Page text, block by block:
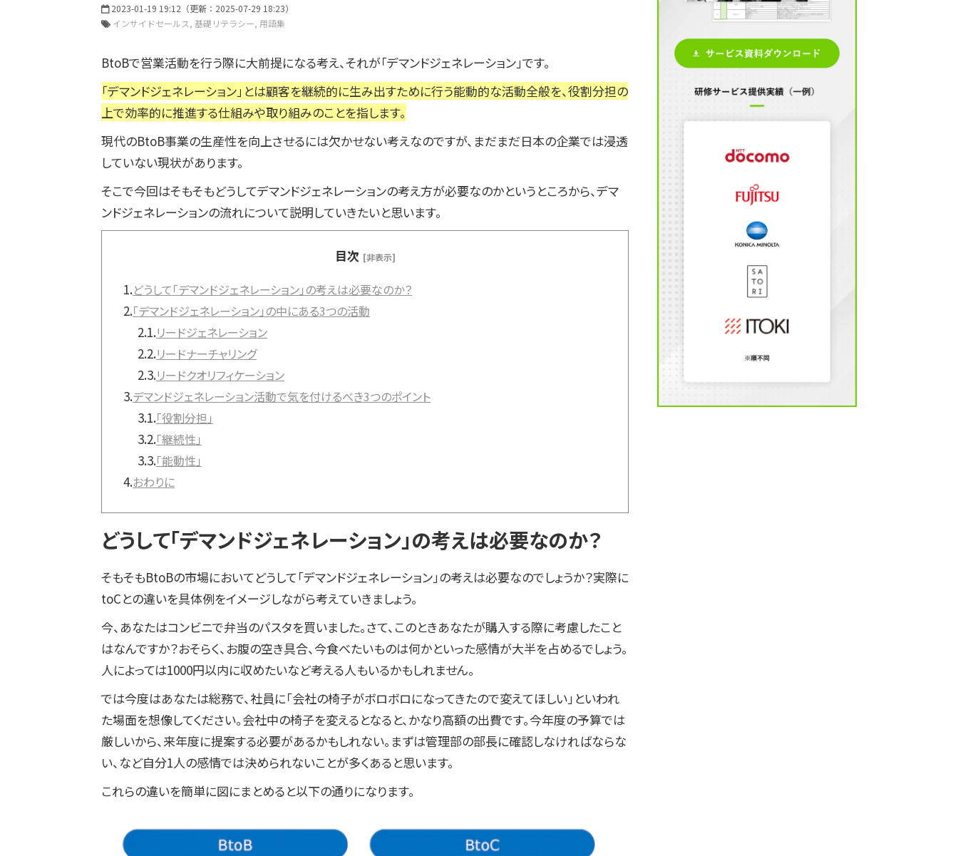
2023-01-19 19:12 （更新： 2025-07-29 18:23）
インサイドセールス 基礎リテラシー 用語集
BtoBで営業活動を行う際に大前提になる考え、それが「デマンドジェネレーション」です。
「デマンドジェネレーション」とは顧客を継続的に生み出すために行う能動的な活動全般を、役割分担の
上で効率的に推進する仕組みや取り組みのことを指します。
現代のBtoB事業の生産性を向上させるには欠かせない考えなのですが、まだまだ日本の企業では浸透
していない現状があります。
そこで今回はそもそもどうしてデマンドジェネレーションの考え方が必要なのかというところから、デマ
ンドジェネレーションの流れについて説明していきたいと思います。
目次 [非表示]
1.どうして「デマンドジェネレーション」の考えは必要なのか？
2.「デマンドジェネレーション」の中にある3つの活動
2.1.リードジェネレーション
2.2.リードナーチャリング
2.3.リードクオリフィケーション
3.デマンドジェネレーション活動で気を付けるべき3つのポイント
3.1.「役割分担」
3.2.「継続性」
3.3.「能動性」
4.おわりに
どうして「デマンドジェネレーション」の考えは必要なのか？
そもそもBtoBの市場においてどうして「デマンドジェネレーション」の考えは必要なのでしょうか？実際に
toCとの違いを具体例をイメージしながら考えていきましょう。
今、あなたはコンビニで弁当のパスタを買いました。さて、このときあなたが購入する際に考慮したこと
はなんですか？おそらく、お腹の空き具合、今食べたいものは何かといった感情が大半を占めるでしょう。
人によっては1000円以内に収めたいなど考える人もいるかもしれません。
では今度はあなたは総務で、社員に「会社の椅子がボロボロになってきたので変えてほしい」といわれ
た場面を想像してください。会社中の椅子を変えるとなると、かなり高額の出費です。今年度の予算では
厳しいから、来年度に提案する必要があるかもしれない。まずは管理部の部長に確認しなければならな
い、など自分1人の感情では決められないことが多くあると思います。
これらの違いを簡単に図にまとめると以下の通りになります。